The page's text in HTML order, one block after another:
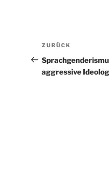
Vorheriger
Beitrag
ZURÜCK
aggressive